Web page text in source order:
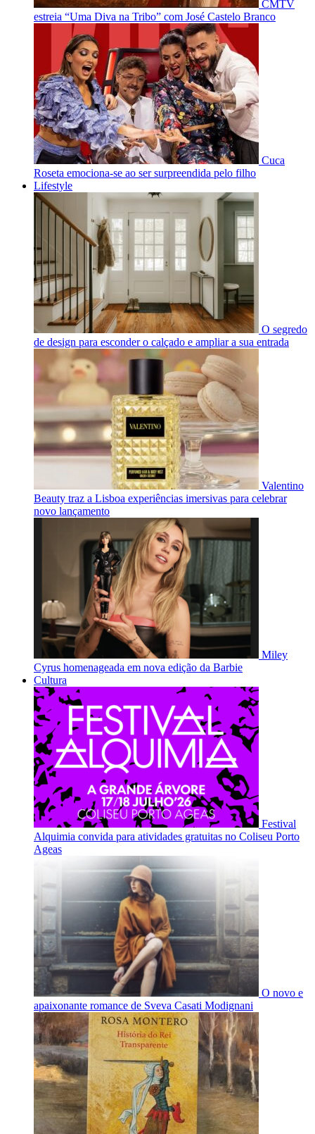
CMTV
estreia “Uma Diva na Tribo” com José Castelo Branco
Cuca
Roseta emociona-se ao ser surpreendida pelo filho
Lifestyle
O segredo
de design para esconder o calçado e ampliar a sua entrada
Valentino
Beauty traz a Lisboa experiências imersivas para celebrar
novo lançamento
Miley
Cyrus homenageada em nova edição da Barbie
Cultura
Festival
Alquimia convida para atividades gratuitas no Coliseu Porto
Ageas
O novo e
apaixonante romance de Sveva Casati Modignani